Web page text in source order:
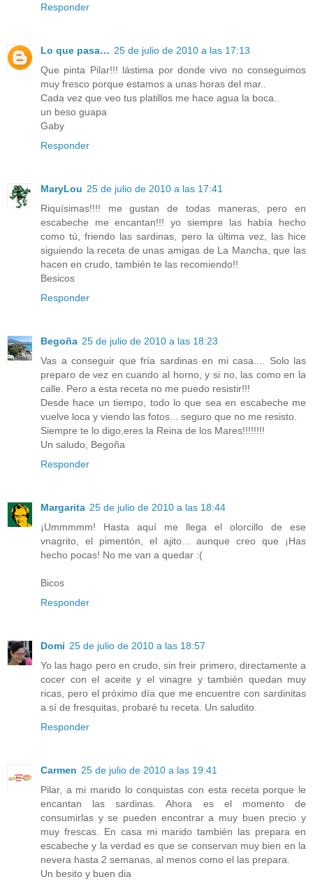
Responder
Lo que pasa… 25 de julio de 2010 a las 17:13
Que pinta Pilar!!! lástima por donde vivo no conseguimos
muy fresco porque estamos a unas horas del mar..
Cada vez que veo tus platillos me hace agua la boca..
un beso guapa
Gaby
Responder
MaryLou 25 de julio de 2010 a las 17:41
Riquísimas!!!! me gustan de todas maneras, pero en
escabeche me encantan!!! yo siempre las había hecho
como tú, friendo las sardinas, pero la última vez, las hice
siguiendo la receta de unas amigas de La Mancha, que las
hacen en crudo, también te las recomiendo!!
Besicos
Responder
Begoña 25 de julio de 2010 a las 18:23
Vas a conseguir que fría sardinas en mi casa.... Solo las
preparo de vez en cuando al horno, y si no, las como en la
calle. Pero a esta receta no me puedo resistir!!!
Desde hace un tiempo, todo lo que sea en escabeche me
vuelve loca y viendo las fotos... seguro que no me resisto.
Siempre te lo digo,eres la Reina de los Mares!!!!!!!!
Un saludo, Begoña
Responder
Margarita 25 de julio de 2010 a las 18:44
¡Ummmmm! Hasta aquí me llega el olorcillo de ese
vnagrito, el pimentón, el ajito... aunque creo que ¡Has
hecho pocas! No me van a quedar :(
Bicos
Responder
Domi 25 de julio de 2010 a las 18:57
Yo las hago pero en crudo, sin freir primero, directamente a
cocer con el aceite y el vinagre y también quedan muy
ricas, pero el próximo día que me encuentre con sardinitas
a sí de fresquitas, probaré tu receta. Un saludito.
Responder
Carmen 25 de julio de 2010 a las 19:41
Pilar, a mi marido lo conquistas con esta receta porque le
encantan las sardinas. Ahora es el momento de
consumirlas y se pueden encontrar a muy buen precio y
muy frescas. En casa mi marido también las prepara en
escabeche y la verdad es que se conservan muy bien en la
nevera hasta 2 semanas, al menos como el las prepara.
Un besito y buen dia